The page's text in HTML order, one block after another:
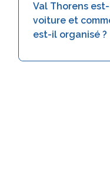
Val Thorens
voiture et
est-il organisé ?